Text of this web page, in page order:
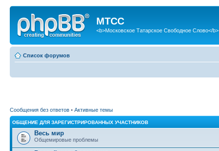
МТСС
<b>Московское Татарское Свободное Слово</b>
Список форумов
Сообщения без ответов • Активные темы
ОБЩЕНИЕ ДЛЯ ЗАРЕГИСТРИРОВАННЫХ УЧАСТНИКОВ
Весь мир
Общемировые проблемы